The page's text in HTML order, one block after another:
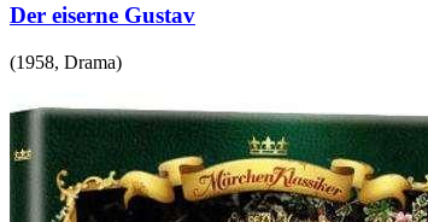
Der eiserne Gustav
(1958, Drama)